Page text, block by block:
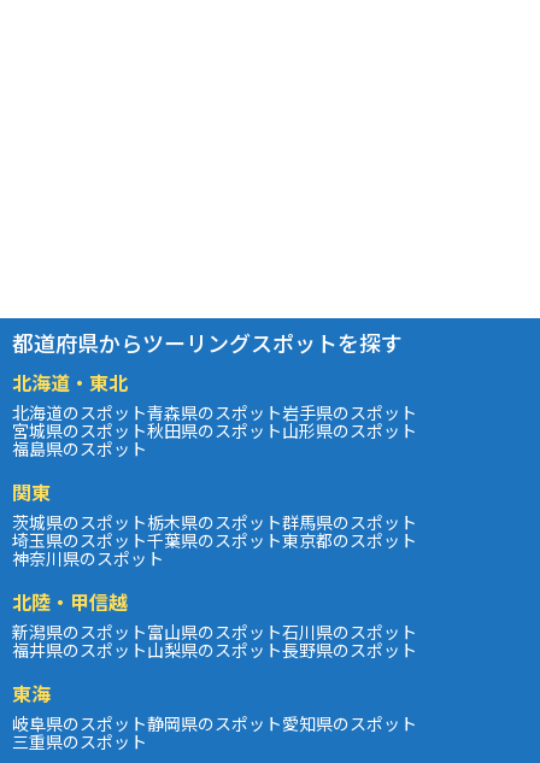
都道府県からツーリングスポットを探す
北海道・東北
北海道のスポット青森県のスポット岩手県のスポット
宮城県のスポット秋田県のスポット山形県のスポット
福島県のスポット
関東
茨城県のスポット栃木県のスポット群馬県のスポット
埼玉県のスポット千葉県のスポット東京都のスポット
神奈川県のスポット
北陸・甲信越
新潟県のスポット富山県のスポット石川県のスポット
福井県のスポット山梨県のスポット長野県のスポット
東海
岐阜県のスポット静岡県のスポット愛知県のスポット
三重県のスポット